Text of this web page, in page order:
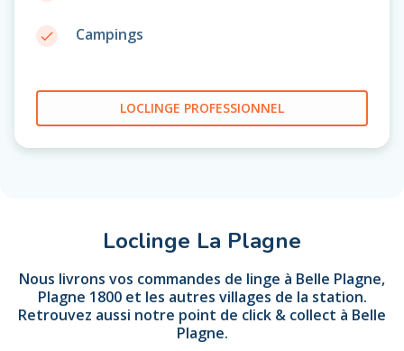
done Campings
LOCLINGE PROFESSIONNEL
Loclinge La Plagne
Nous livrons vos commandes de linge à Belle Plagne,
Plagne 1800 et les autres villages de la station.
Retrouvez aussi notre point de click & collect à Belle
Plagne.